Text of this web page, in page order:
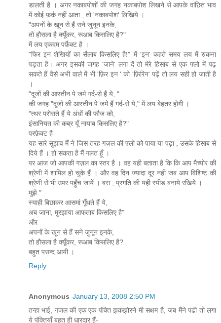
डालती है । अगर नकाबपोशों की जगह नकाबपोश लिखने से आपके वांछित भाव
में कोई फ़र्क नहीं आता , तो 'नकाबपोश' लिखिये ।
"अपनों के खून से हैं सने जुनून इनके,
तो हौसला है क्यूँकर, रूआब किसलिए है?"
में लय एकदम पर्फ़ेक्ट है ।
"फिर इन शेखियों का सैलाब किसलिए है!" में 'इन' कहते समय लय में रुकना
पड़ता है। अगर इसकी जगह 'जाने' लगा दें तो मेरे हिसाब से एक फ़्लो में पढ़
सकते हैं वैसे अभी वाले में भी 'फ़िर इन ' को 'फ़िरिन' पढ़ें तो लय सही हो जाती है
।
"दूजों की आस्तीन पे जमे गर्द-से हैं ये, "
की जगह "दूजों की आस्तीन पे जमे हैं गर्द-से ये," में लय बेहतर होगी ।
"त्थर परोसते हैं ये अंधों की फौज को,
इंसानियत की कब्र यूँ नायाब किसलिए है?"
परफ़ेक्ट है
यह सारे सुझाव मैं ने जिस तरह गज़ल की फ़्लो को पाया या पढ़ा , उसके हिसाब से
दिये हैं । हो सकता है मैं गलत हूँ ।
पर आज जो आपकी गज़ल का स्तर है । वह यही बताता है कि कि आप मैच्योर की
श्रेणी में शामिल हो चुके हैं । और वह दिन ज्यादा दूर नहीं जब आप विशिष्ट की
श्रेणी से भी उपर पहुँच जायें । बस , प्रगति की यही स्पीड बनाये रखिये ।
मुझे "
स्याही बिछाकर आसमां गूँथते हैं ये,
अब जाना, मुरझाया आफताब किसलिए है"
और
अपनों के खून से हैं सने जुनून इनके,
तो हौसला है क्यूँकर, रूआब किसलिए है?
बहुत पसन्द आयी ।
Reply
Anonymous January 13, 2008 2:50 PM
तन्हा भाई, गजल की एक एक पंक्ति झकझोरने मी सक्षम है, जब मैंने पढी तो लगा
ये पंक्तियाँ बहुत ही धारदार हैं-